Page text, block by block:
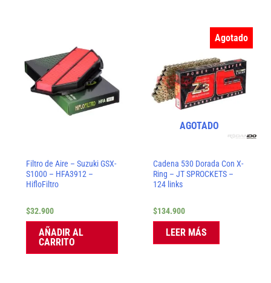
Filtro de Aire – Suzuki GSX-
S1000 – HFA3912 –
HifloFiltro
$32.900
AÑADIR AL
CARRITO
Agotado
AGOTADO
Cadena 530 Dorada Con X-
Ring – JT SPROCKETS –
124 links
$134.900
LEER MÁS